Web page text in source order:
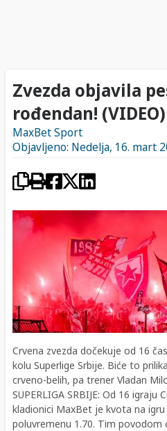
Zvezda objavila
rođendan! (VIDEO)
MaxBet Sport
Objavljeno: Nedelja, 16. mart
Crvena zvezda dočekuje od 16
kolu Superlige Srbije. Biće to
crveno-belih, pa trener Vladan
SUPERLIGA SRBIJE: Od 16 igraju
kladionici MaxBet je kvota na
poluvremenu 1.70. Tim povodom